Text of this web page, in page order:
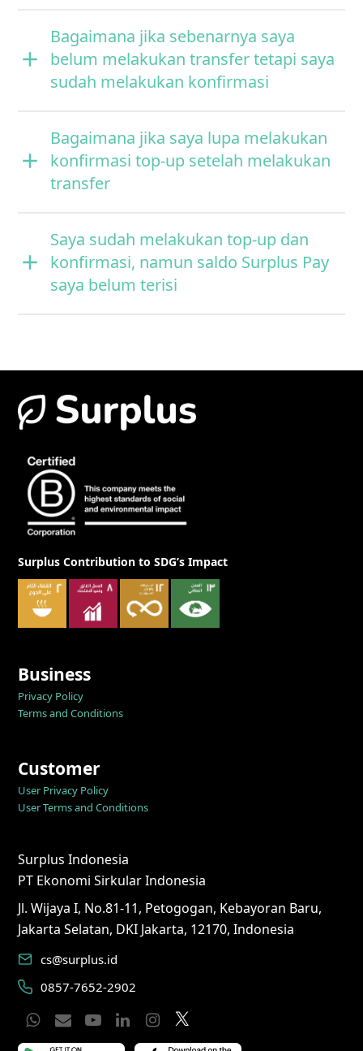
Bagaimana jika sebenarnya saya
belum melakukan transfer tetapi saya
sudah melakukan konfirmasi
Bagaimana jika saya lupa melakukan
konfirmasi top-up setelah melakukan
transfer
Saya sudah melakukan top-up dan
konfirmasi, namun saldo Surplus Pay
saya belum terisi
Surplus Contribution to SDG’s Impact
Business
Privacy Policy
Terms and Conditions
Customer
User Privacy Policy
User Terms and Conditions
Surplus Indonesia
PT Ekonomi Sirkular Indonesia
Jl. Wijaya I, No.81-11, Petogogan, Kebayoran Baru,
Jakarta Selatan, DKI Jakarta, 12170, Indonesia
cs@surplus.id
0857-7652-2902
Whatsapp
EmailYouTube
LinkedIn
Instagram
Twitter